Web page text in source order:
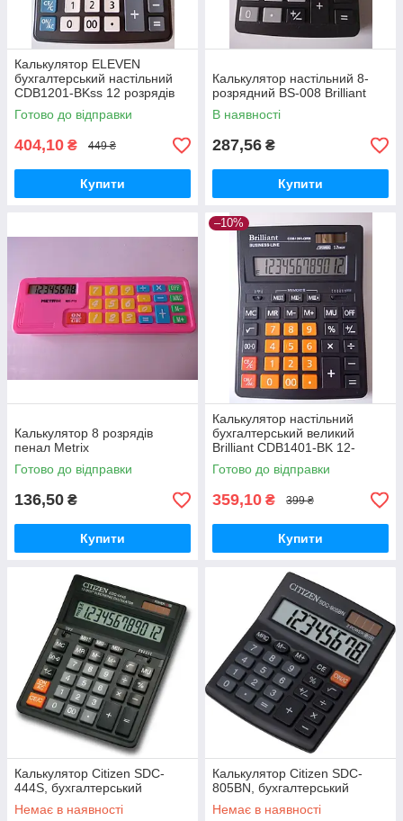
Калькулятор ELEVEN
бухгалтерський настільний
CDB1201-BKss 12 розрядів
Готово до відправки
404,10 ₴ 449 ₴
Купити
Калькулятор настільний 8-
розрядний BS-008 Brilliant
В наявності
287,56 ₴
Купити
Калькулятор 8 розрядів
пенал Metrix
Готово до відправки
136,50 ₴
Купити
–10%
Калькулятор настільний
бухгалтерський великий
Brilliant CDB1401-BK 12-
розрядний 155*205*35 мм
Готово до відправки
359,10 ₴ 399 ₴
Купити
Калькулятор Citizen SDC-
444S, бухгалтерський
Немає в наявності
Калькулятор Citizen SDC-
805BN, бухгалтерський
Немає в наявності